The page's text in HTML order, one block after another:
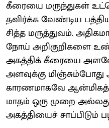
கீரையை மருந்துகள்
தவிர்க்க வேண்டிய
சித்த மருத்துவம்.
நோய் அறிகுறிகளை
அகத்திக் கீரையை
அளவுக்கு
காரணமாகவே
மாதம் ஒரு முறை
அகத்தியைச் சாப்பிடும்